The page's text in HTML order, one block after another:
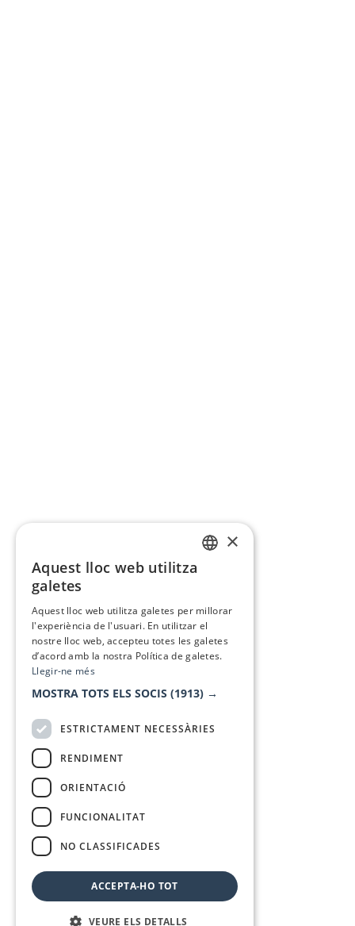
×
Aquest lloc web utilitza
galetes
Aquest lloc web utilitza galetes per millorar
l'experiència de l'usuari. En utilitzar el
nostre lloc web, accepteu totes les galetes
d’acord amb la nostra Política de galetes.
Llegir-ne més
MOSTRA TOTS ELS SOCIS (1913) →
ESTRICTAMENT NECESSÀRIES
RENDIMENT
ORIENTACIÓ
FUNCIONALITAT
NO CLASSIFICADES
ACCEPTA-HO TOT
VEURE ELS DETALLS